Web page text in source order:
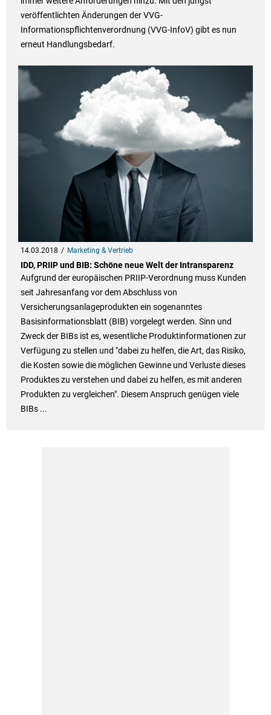
veröffentlichten Änderungen der VVG-
Informationspflichtenverordnung (VVG-InfoV) gibt es nun
erneut Handlungsbedarf.
14.03.2018 Marketing & Vertrieb
IDD, PRIIP und BIB: Schöne neue Welt der Intransparenz
Aufgrund der europäischen PRIIP-Verordnung muss Kunden
seit Jahresanfang vor dem Abschluss von
Versicherungsanlageprodukten ein sogenanntes
Basisinformationsblatt (BIB) vorgelegt werden. Sinn und
Zweck der BIBs ist es, wesentliche Produktinformationen zur
Verfügung zu stellen und "dabei zu helfen, die Art, das Risiko,
die Kosten sowie die möglichen Gewinne und Verluste dieses
Produktes zu verstehen und dabei zu helfen, es mit anderen
Produkten zu vergleichen". Diesem Anspruch genügen viele
BIBs ...